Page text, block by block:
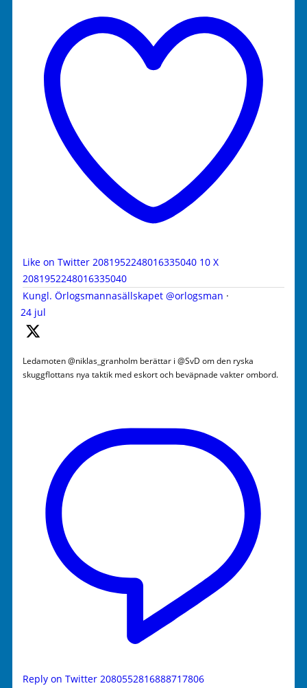
Like on Twitter 2081952248016335040 10 X
2081952248016335040
Kungl. Örlogsmannasällskapet @orlogsman ·
24 jul
Ledamoten @niklas_granholm berättar i @SvD om den ryska
skuggflottans nya taktik med eskort och beväpnade vakter ombord.
Reply on Twitter 2080552816888717806